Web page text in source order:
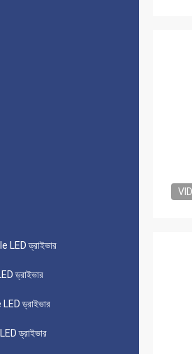
LED ড্রাইভার
ড্রাইভার
ড্রাইভার
ড্রাইভার